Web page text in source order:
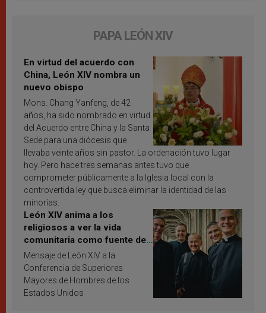
PAPA LEÓN XIV
En virtud del acuerdo con
China, León XIV nombra un
nuevo obispo
Mons. Chang Yanfeng, de 42
años, ha sido nombrado en virtud
del Acuerdo entre China y la Santa
Sede para una diócesis que
llevaba veinte años sin pastor. La ordenación tuvo lugar
hoy. Pero hace tres semanas antes tuvo que
comprometer públicamente a la Iglesia local con la
controvertida ley que busca eliminar la identidad de las
minorías.
León XIV anima a los
religiosos a ver la vida
comunitaria como fuente de
inspiración y santificación
Mensaje de León XIV a la
Conferencia de Superiores
Mayores de Hombres de los
Estados Unidos